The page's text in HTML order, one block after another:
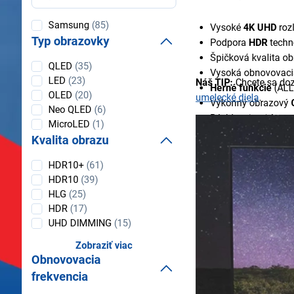
Vysoké 4K UHD
Podpora HDR
Špičková kvalita
Vysoká
Herné funkcie
Výkonný obrazový
Rýchly a intuitívny
Smart funkcie a
Vysoká úroveň
Dolby Atmos a OTS+
Ambient Mode /
Elegantný dizajn
Moderné LED
Široký výber
Náš TIP:Chcete sa
umelecké diela.
Samsung (85)
Typ obrazovky
Typ
obrazovky
QLED (35)
LED (23)
OLED (20)
Neo QLED (6)
MicroLED (1)
Kvalita obrazu
Kvalita
obrazu
HDR10+ (61)
HDR10 (39)
HLG (25)
HDR (17)
UHD DIMMING (15)
Zobraziť viac
Obnovovacia
frekvencia